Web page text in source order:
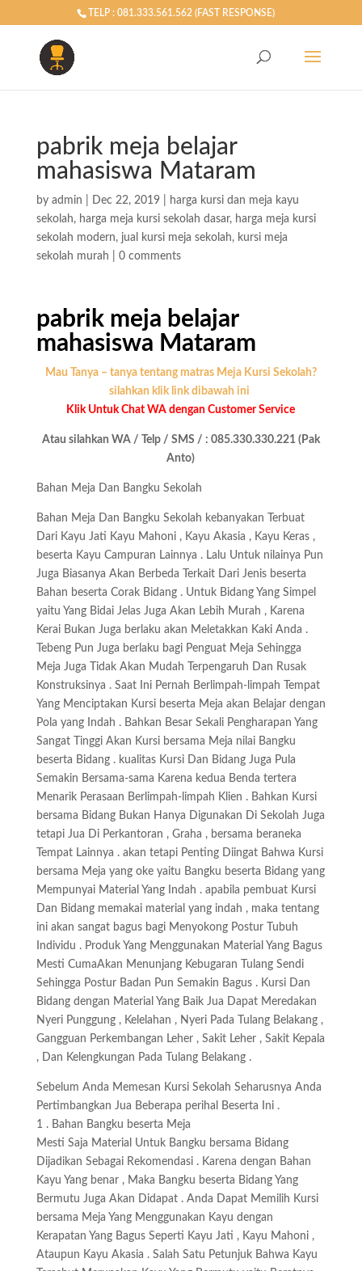
TELP : 081.333.561.562 (FAST RESPONSE)
pabrik meja belajar
mahasiswa Mataram
by admin Dec 22, 2019|
harga kursi dan meja kayu
sekolah, harga meja kursi sekolah dasar, harga meja kursi
sekolah modern, jual kursi meja sekolah, kursi meja
sekolah murah
0 comments
pabrik meja belajar
mahasiswa Mataram
Mau Tanya – tanya tentang matras Meja Kursi Sekolah?
silahkan klik link dibawah ini
Klik Untuk Chat WA dengan Customer Service
Atau silahkan WA / Telp / SMS / : 085.330.330.221 (Pak
Anto)
Bahan Meja Dan Bangku Sekolah
Bahan Meja Dan Bangku Sekolah kebanyakan Terbuat
Dari Kayu Jati Kayu Mahoni , Kayu Akasia , Kayu Keras ,
beserta Kayu Campuran Lainnya . Lalu Untuk nilainya Pun
Juga Biasanya Akan Berbeda Terkait Dari Jenis beserta
Bahan beserta Corak Bidang . Untuk Bidang Yang Simpel
yaitu Yang Bidai Jelas Juga Akan Lebih Murah , Karena
Kerai Bukan Juga berlaku akan Meletakkan Kaki Anda .
Tebeng Pun Juga berlaku bagi Penguat Meja Sehingga
Meja Juga Tidak Akan Mudah Terpengaruh Dan Rusak
Konstruksinya . Saat Ini Pernah Berlimpah-limpah Tempat
Yang Menciptakan Kursi beserta Meja akan Belajar dengan
Pola yang Indah . Bahkan Besar Sekali Pengharapan Yang
Sangat Tinggi Akan Kursi bersama Meja nilai Bangku
beserta Bidang . kualitas Kursi Dan Bidang Juga Pula
Semakin Bersama-sama Karena kedua Benda tertera
Menarik Perasaan Berlimpah-limpah Klien . Bahkan Kursi
bersama Bidang Bukan Hanya Digunakan Di Sekolah Juga
tetapi Jua Di Perkantoran , Graha , bersama beraneka
Tempat Lainnya . akan tetapi Penting Diingat Bahwa Kursi
bersama Meja yang oke yaitu Bangku beserta Bidang yang
Mempunyai Material Yang Indah . apabila pembuat Kursi
Dan Bidang memakai material yang indah , maka tentang
ini akan sangat bagus bagi Menyokong Postur Tubuh
Individu . Produk Yang Menggunakan Material Yang Bagus
Mesti CumaAkan Menunjang Kebugaran Tulang Sendi
Sehingga Postur Badan Pun Semakin Bagus . Kursi Dan
Bidang dengan Material Yang Baik Jua Dapat Meredakan
Nyeri Punggung , Kelelahan , Nyeri Pada Tulang Belakang ,
Gangguan Perkembangan Leher , Sakit Leher , Sakit Kepala
, Dan Kelengkungan Pada Tulang Belakang .
Sebelum Anda Memesan Kursi Sekolah Seharusnya Anda
Pertimbangkan Jua Beberapa perihal Beserta Ini .
1 . Bahan Bangku beserta Meja
Mesti Saja Material Untuk Bangku bersama Bidang
Dijadikan Sebagai Rekomendasi . Karena dengan Bahan
Kayu Yang benar , Maka Bangku beserta Bidang Yang
Bermutu Juga Akan Didapat . Anda Dapat Memilih Kursi
bersama Meja Yang Menggunakan Kayu dengan
Kerapatan Yang Bagus Seperti Kayu Jati , Kayu Mahoni ,
Ataupun Kayu Akasia . Salah Satu Petunjuk Bahwa Kayu